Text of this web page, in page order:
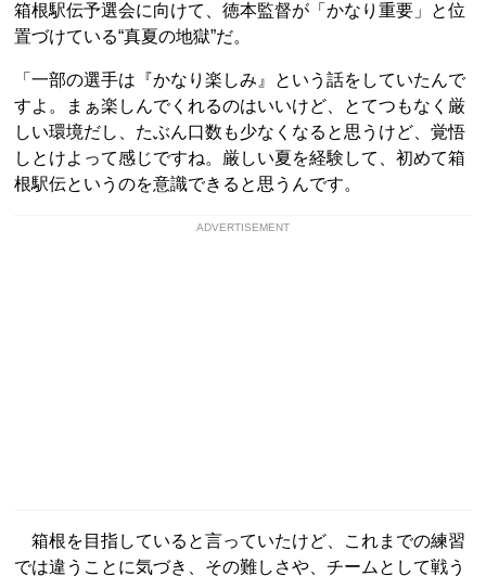
箱根駅伝予選会に向けて、徳本監督が「かなり重要」と位
置づけている“真夏の地獄”だ。
「一部の選手は『かなり楽しみ』という話をしていたんで
すよ。まぁ楽しんでくれるのはいいけど、とてつもなく厳
しい環境だし、たぶん口数も少なくなると思うけど、覚悟
しとけよって感じですね。厳しい夏を経験して、初めて箱
根駅伝というのを意識できると思うんです。
ADVERTISEMENT
箱根を目指していると言っていたけど、これまでの練習
では違うことに気づき、その難しさや、チームとして戦う